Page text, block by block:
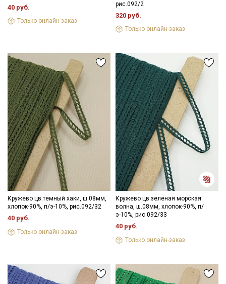
40 руб.
Только онлайн-заказ
рис.092/2
320 руб.
Только онлайн-заказ
Кружево цв.темный хаки, ш.08мм,
хлопок-90%, п/э-10%, рис.092/32
40 руб.
Только онлайн-заказ
Кружево цв.зеленая морская
волна, ш.08мм, хлопок-90%, п/
э-10%, рис.092/33
40 руб.
Только онлайн-заказ